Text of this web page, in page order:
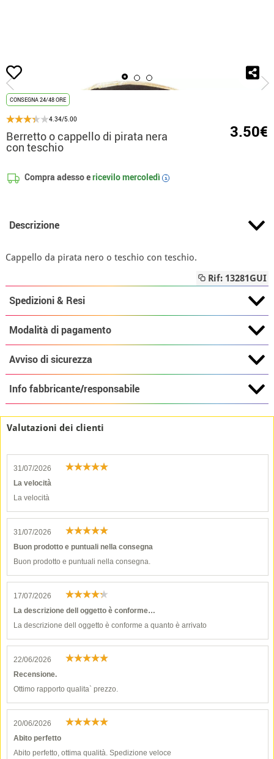
Inizio Berretto o cappello di pirata nera con
CONSEGNA 24/48 ORE
4.34/5.00
Berretto o cappello di pirata nera
con teschio
3.50€
Compra adesso ericevilomercoledì i
Descrizione
Cappello da pirata nero o teschio con teschio.
Rif: 13281GUI
Spedizioni & Resi
Modalità di pagamento
Avviso di sicurezza
Info fabbricante/responsabile
Valutazioni dei clienti
31/07/2026
La velocità
La velocità
31/07/2026
Buon prodotto e puntuali nella consegna
Buon prodotto e puntuali nella consegna.
17/07/2026
La descrizione dell oggetto è conforme…
La descrizione dell oggetto è conforme a quanto è arrivato
22/06/2026
Recensione.
Ottimo rapporto qualita` prezzo.
20/06/2026
Abito perfetto
Abito perfetto, ottima qualità. Spedizione veloce